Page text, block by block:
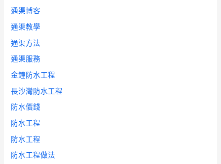
通渠博客
通渠教學
通渠方法
通渠服務
金鐘防水工程
長沙灣防水工程
防水價錢
防水工程
防水工程
防水工程做法